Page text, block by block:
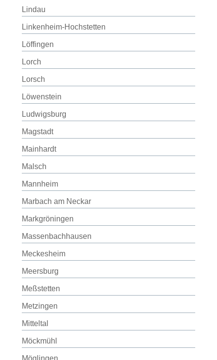
Lindau
Linkenheim-Hochstetten
Löffingen
Lorch
Lorsch
Löwenstein
Ludwigsburg
Magstadt
Mainhardt
Malsch
Mannheim
Marbach am Neckar
Markgröningen
Massenbachhausen
Meckesheim
Meersburg
Meßstetten
Metzingen
Mitteltal
Möckmühl
Möglingen